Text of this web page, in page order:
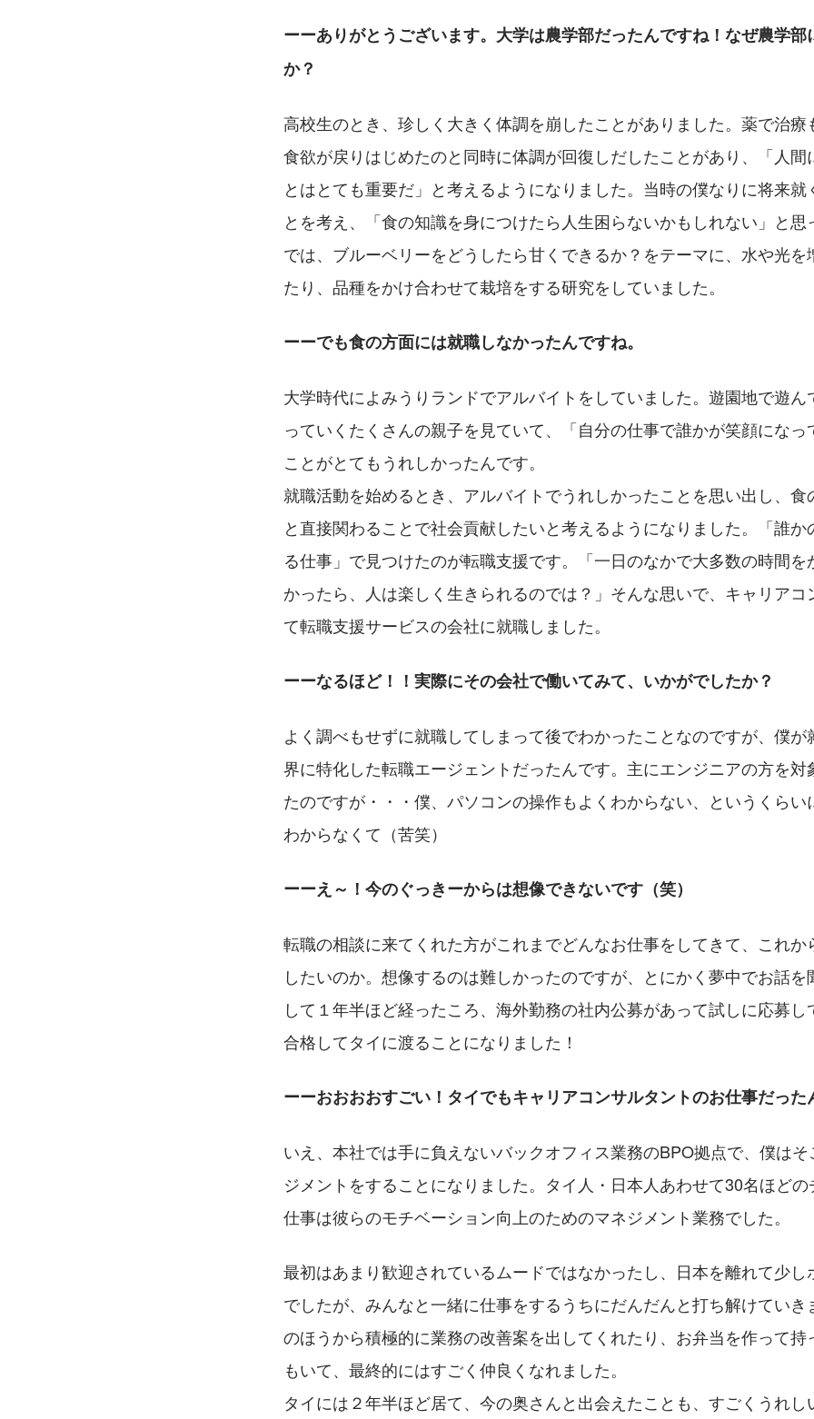
ーーありがとうございます。大学は農学部だったんですね！なぜ農学部
か？
高校生のとき、珍しく大きく体調を崩したことがありました。薬で治療
食欲が戻りはじめたのと同時に体調が回復しだしたことがあり、「人間
とはとても重要だ」と考えるようになりました。当時の僕なりに将来
とを考え、「食の知識を身につけたら人生困らないかもしれない」と
では、ブルーベリーをどうしたら甘くできるか？をテーマに、水や光を
たり、品種をかけ合わせて栽培をする研究をしていました。
ーーでも食の方面には就職しなかったんですね。
大学時代によみうりランドでアルバイトをしていました。遊園地で遊ん
っていくたくさんの親子を見ていて、「自分の仕事で誰かが笑顔にな
ことがとてもうれしかったんです。
就職活動を始めるとき、アルバイトでうれしかったことを思い出し、食
と直接関わることで社会貢献したいと考えるようになりました。「誰
る仕事」で見つけたのが転職支援です。「一日のなかで大多数の時間
かったら、人は楽しく生きられるのでは？」そんな思いで、キャリアコ
て転職支援サービスの会社に就職しました。
ーーなるほど！！実際にその会社で働いてみて、いかがでしたか？
よく調べもせずに就職してしまって後でわかったことなのですが、僕
界に特化した転職エージェントだったんです。主にエンジニアの方を対
たのですが・・・僕、パソコンの操作もよくわからない、というくらい
わからなくて（苦笑）
ーーえ～！今のぐっきーからは想像できないです（笑）
転職の相談に来てくれた方がこれまでどんなお仕事をしてきて、これか
したいのか。想像するのは難しかったのですが、とにかく夢中でお話
して１年半ほど経ったころ、海外勤務の社内公募があって試しに応募
合格してタイに渡ることになりました！
ーーおおおおすごい！タイでもキャリアコンサルタントのお仕事だった
いえ、本社では手に負えないバックオフィス業務のBPO拠点で、僕は
ジメントをすることになりました。タイ人・日本人あわせて30名ほど
仕事は彼らのモチベーション向上のためのマネジメント業務でした。
最初はあまり歓迎されているムードではなかったし、日本を離れて少し
でしたが、みんなと一緒に仕事をするうちにだんだんと打ち解けていき
のほうから積極的に業務の改善案を出してくれたり、お弁当を作って持
もいて、最終的にはすごく仲良くなれました。
タイには２年半ほど居て、今の奥さんと出会えたことも、すごくうれ